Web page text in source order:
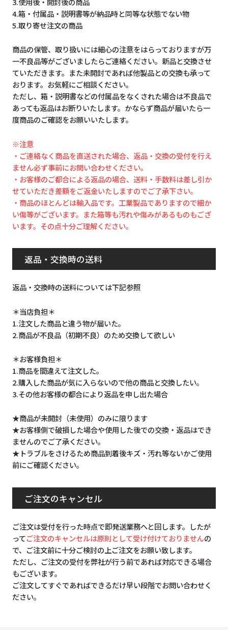
4.箱・付属品・説明書等が納品時と同等な状態でない物
5.取り寄せ注文の商品
商品の保管、取り扱いには細心の注意をはらっておりますが万
一不良品等がございましたらご連絡ください。新品と交換させ
ていただきます。また未開封であれば他製品との交換も承って
おります。お気軽にご相談ください。
ただし、箱・説明書などの付属品をなくされた場合は不良品で
あっても返品はお断りいたします。かならず商品が届いたら一
度商品のご確認をお願いいたします。
※注意
・ご連絡なく商品を直送された場合、返品・交換の受付を行え
ません必ず事前にお問い合わせください。
・お客様のご都合による返品の場合、送料・手数料は差し引か
せていただき差額をご返金いたしますのでご了承下さい。
・商品のほとんどは輸入品です。工業製品でありますので細か
い傷等がございます。また箱等も汚れや傷みがあるものもござ
います。その点十分ご理解ください。
返品・交換時の送料
返品・交換時の送料については下記参照
＊当店負担＊
1.注文した商品と違う物が届いた。
2.商品が不良品（初期不良）のため交換して欲しい
＊お客様負担＊
1.商品を間違えて注文した。
2.購入した商品が気に入らないので他の商品と交換したい。
3.その他お客様の都合により返品を申し出た場合
★商品が未開封（未使用）のみに限ります
★お客様側で破損した場合や使用した後での交換・返品はでき
ませんのでご了承ください。
★トラブルをさけるため商品到着後キズ・汚れ等ないかご使用
前にご確認ください。
ご注文のキャンセル
ご注文は受付を行った時点で即発送業務へと回します。したが
ってご注文のキャンセルは原則として受け付けておりませんの
で、ご注文前に十分ご検討の上ご注文をお願い致します。
ただし、ご注文の受付を弊社が行う前であれば対応できる場合
もございます。
ご注文してすぐであればできるだけ早い段階でお問い合わせく
ださい。